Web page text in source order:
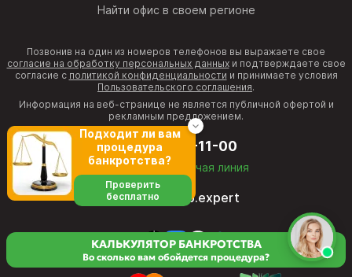
Найти офис в своем регионе
Позвонив на один из номеров телефонов вы выражаете свое
согласие на обработку персональных данныхи подтверждаете свое
согласие с политикой конфиденциальности и принимаете условия
Пользовательского соглашения.
Информация на веб-странице не является публичной офертой и
рекламным предложением.
8 (800) 511-11-00
бесплатная горячая линия
director@fcb.expert
КАЛЬКУЛЯТОР БАНКРОТСТВА
Во сколько вам обойдется процедура?
Подходит ли вам
процедура
банкротства?
Проверить
бесплатно